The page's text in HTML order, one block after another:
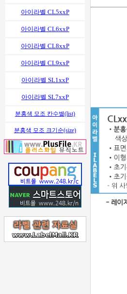
아이라벨 CL5xxP
아이라벨 CL6xxP
아이라벨 CL8xxP
아이라벨 CL9xxP
아이라벨 SL1xxP
아이라벨 SL7xxP
분홍색 모조 칸수별(list)
분홍색 모조 크기순(size)